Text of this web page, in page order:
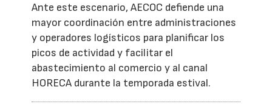
Ante este escenario, AECOC defiende una
mayor coordinación entre administraciones
y operadores logísticos para planificar los
picos de actividad y facilitar el
abastecimiento al comercio y al canal
HORECA durante la temporada estival.